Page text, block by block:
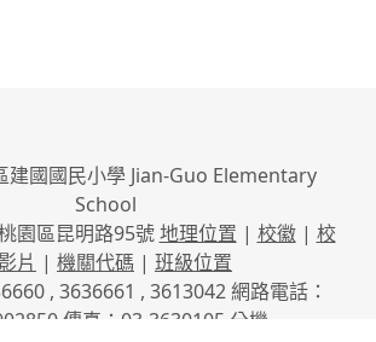
建國國民小學 Jian-Guo Elementary
School
園區昆明路95號地理位置 | 校徽| 校
片 | 機關代碼 | 班級位置
, 3636661 , 3613042 網路電話：
傳真：03-3630105 分機